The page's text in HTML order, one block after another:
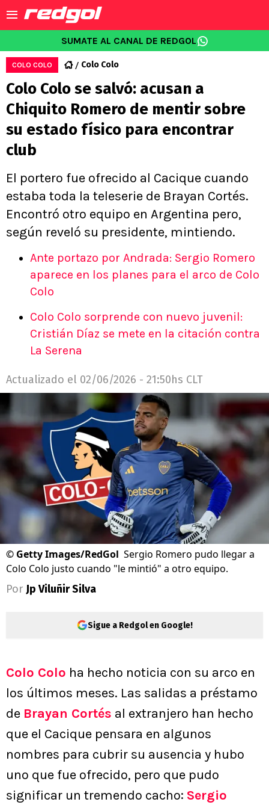
SUMATE AL CANAL DE REDGOL
COLO COLO Colo Colo
Colo Colo se salvó: acusan a
Chiquito Romero de mentir sobre
su estado físico para encontrar
club
El portero fue ofrecido al Cacique cuando
estaba toda la teleserie de Brayan Cortés.
Encontró otro equipo en Argentina pero,
según reveló su presidente, mintiendo.
Ante portazo por Andrada: Sergio Romero
aparece en los planes para el arco de Colo
Colo
Colo Colo sorprende con nuevo juvenil:
Cristián Díaz se mete en la citación contra
La Serena
Actualizado el 02/06/2026 - 21:50hs CLT
© Getty Images/RedGol Sergio Romero pudo llegar a
Colo Colo justo cuando "le mintió" a otro equipo.
Por Jp Viluñir Silva
Sigue a Redgol en Google!
Colo Colo ha hecho noticia con su arco en
los últimos meses. Las salidas a préstamo
de Brayan Cortés al extranjero han hecho
que el Cacique pensara en algunos
nombres para cubrir su ausencia y hubo
uno que fue ofrecido, pero que pudo
significar un tremendo cacho: Sergio